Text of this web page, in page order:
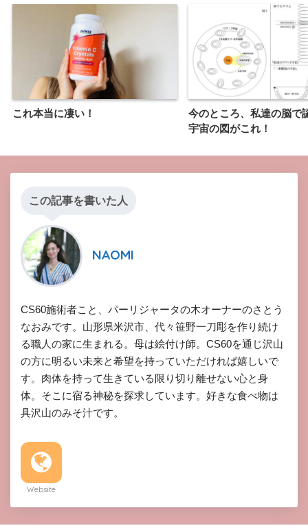
これ本当に凄い！
今のところ、私達の脳で
宇宙の図がこれ！
この記事を書いた人
NAOMI
CS60施術者こと、パーリジャータの木オーナーのさとう
なおみです。山形県米沢市、代々笹野一刀彫を作り続け
る職人の家に生まれる。母は絵付け師。CS60を通じ沢山
の方に明るい未来と希望を持っていただければ嬉しいで
す。肉体を持って生きている限り切り離せない心と身
体。そこに宿る神秘を探求しています。好きな食べ物は
具沢山のみそ汁です。
Website